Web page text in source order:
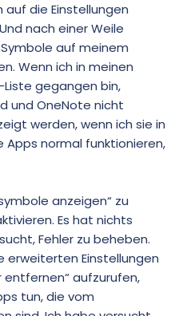
die Einstellungen
nach einer Weile
auf meinem
Wenn ich in meinen
gegangen bin,
und OneNote nicht
werden, wenn ich sie in
Apps normal funktionieren,
anzeigen“ zu
Es hat nichts
Fehler zu beheben.
erweiterten Einstellungen
entfernen“ aufzurufen,
tun, die vom